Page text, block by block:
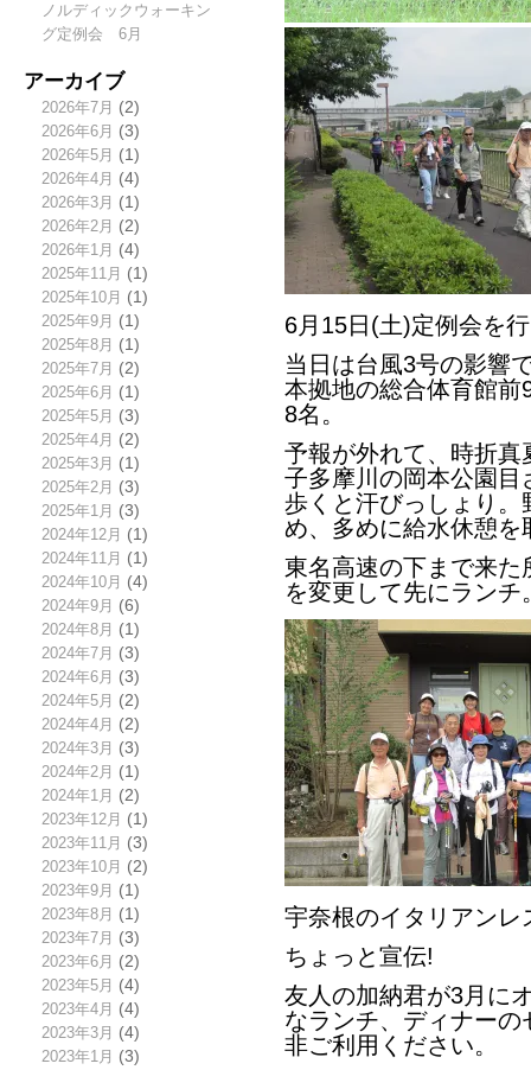
ノルディックウォーキン
グ定例会 6月
アーカイブ
2026年7月 (2)
2026年6月 (3)
2026年5月 (1)
2026年4月 (4)
2026年3月 (1)
2026年2月 (2)
2026年1月 (4)
2025年11月 (1)
2025年10月 (1)
2025年9月 (1)
2025年8月 (1)
2025年7月 (2)
2025年6月 (1)
2025年5月 (3)
2025年4月 (2)
2025年3月 (1)
2025年2月 (3)
2025年1月 (3)
2024年12月 (1)
2024年11月 (1)
2024年10月 (4)
2024年9月 (6)
2024年8月 (1)
2024年7月 (3)
2024年6月 (3)
2024年5月 (2)
2024年4月 (2)
2024年3月 (3)
2024年2月 (1)
2024年1月 (2)
2023年12月 (1)
2023年11月 (3)
2023年10月 (2)
2023年9月 (1)
2023年8月 (1)
2023年7月 (3)
2023年6月 (2)
2023年5月 (4)
2023年4月 (4)
2023年3月 (4)
2023年1月 (3)
6月15日(土)定例会を
当日は台風3号の影響
本拠地の総合体育館
8名。
予報が外れて、時折
子多摩川の岡本公園
歩くと汗びっしょり
め、多めに給水休憩
東名高速の下まで来
を変更して先にランチ
宇奈根のイタリアン
ちょっと宣伝!
友人の加納君が3月に
なランチ、ディナー
非ご利用ください。